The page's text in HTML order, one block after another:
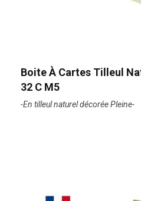
Boite À Cartes Tilleul
32 C M5
-En tilleul naturel décorée Pleine-